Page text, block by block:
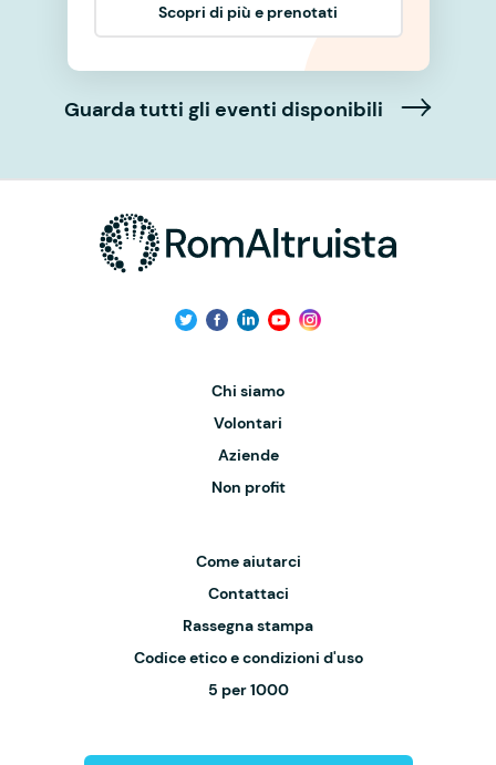
Scopri di più e prenotati
Guarda tutti gli eventi disponibili
Chi siamo
Volontari
Aziende
Non profit
Come aiutarci
Contattaci
Rassegna stampa
Codice etico e condizioni d'uso
5 per 1000